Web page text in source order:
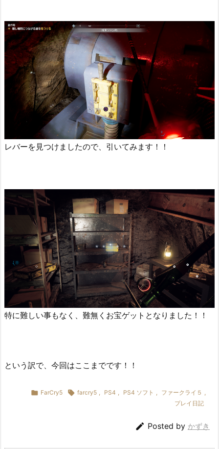
レバーを見つけましたので、引いてみます！！
特に難しい事もなく、難無くお宝ゲットとなりました！！
という訳で、今回はここまでです！！
 FarCry5  farcry5 PS4 PS4 ソフト ファークライ５
プレイ日記
 Posted by かずき